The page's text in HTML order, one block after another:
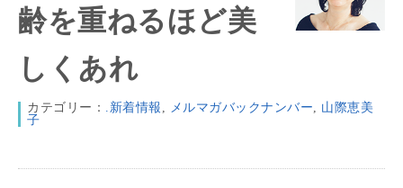
齢を重ねるほど美
しくあれ
カテゴリー： .新着情報 , メルマガバックナンバー, 山際恵美
子